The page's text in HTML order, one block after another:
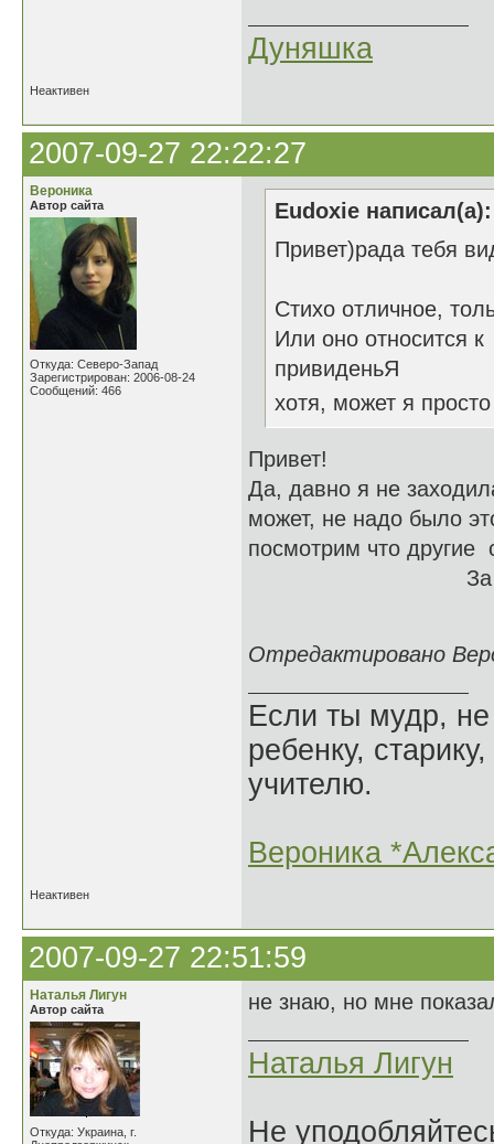
Дуняшка
Неактивен
2007-09-27 22:22:27
Вероника
Автор сайта
Откуда: Северо-Запад
Зарегистрирован: 2006-08-24
Сообщений: 466
Eudoxie написал(а):
Привет)рада тебя
Стихо отличное,
Или оно относится
привиденьЯ
хотя, может я
Привет!
Да, давно я не
может, не надо было
посмотрим что другие
За "отличное"
Отредактировано
Если ты мудр, не
ребенку,
учителю.
Вероника
Неактивен
2007-09-27 22:51:59
Наталья Лигун
Автор сайта
Откуда: Украина, г.
не знаю, но мне
Наталья Лигун
Не